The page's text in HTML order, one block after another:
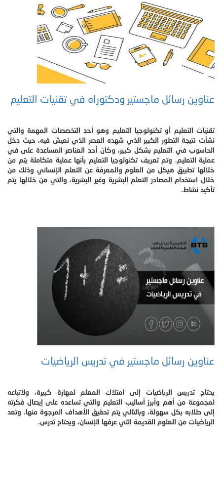
عناوين رسائل ماجستير ودكتوراه في تقنيات التعليم
تقنيات التعليم أو تكنولوجيا التعليم وهو أحد التخصصات المهمة والتي
نشأت نتيجة التطور الكبير الذي شهده العصر الذي نعيش فيه، حيث دخل
الحاسوب في التعليم بشكل كبير، وكان أحد العناصر المساعدة على في
عملية التعليم. وتم تعريف تكنولوجيا التعليم بأنها عملية متكاملة يتم من
خلالها تطبيق هيكل من العلوم والمعرفة عن التعلم الإنساني وذلك من
خلال استخدام المصادر التعلم البشرية وغير البشرية، والتي من خلالها يتم
تأكيد نشاط.
عناوين رسائل ماجستير في تدريس الرياضيات
يحتاج تدريس الرياضيات إلى امتلاك المعلم لمهارة كبيرة، ولاتباعه
لمجموعة من أهم وأبرز أساليب التعليم والتي تساعده على إيصال فكرته
إلى طلابه بكل سهولة، وبالتالي يتم تحقيق الأهداف المرجوة منها. وتعد
الرياضيات من العلوم القديمة التي عرفها الإنسان، ويحتاج تدرس.